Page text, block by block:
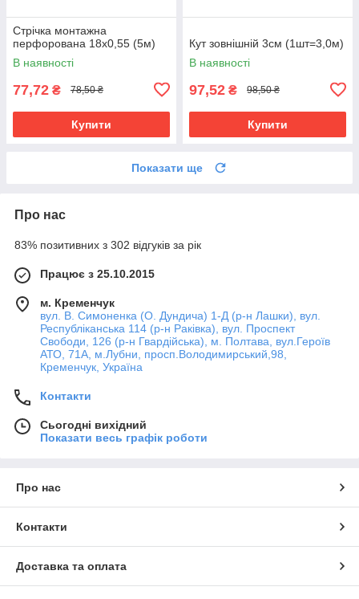
Cтрічка монтажна
перфорована 18х0,55 (5м)
В наявності
77,72 ₴ 78,50 ₴
Купити
Кут зовнішній 3см (1шт=3,0м)
В наявності
97,52 ₴ 98,50 ₴
Купити
Показати ще
Про нас
83% позитивних з 302 відгуків за рік
Працює з 25.10.2015
м. Кременчук
вул. В. Симоненка (О. Дундича) 1-Д (р-н Лашки), вул.
Республіканська 114 (р-н Раківка), вул. Проспект
Свободи, 126 (р-н Гвардійська), м. Полтава, вул.Героїв
АТО, 71А, м.Лубни, просп.Володимирський,98,
Кременчук, Україна
Контакти
Сьогодні вихідний
Показати весь графік роботи
Про нас
Контакти
Доставка та оплата